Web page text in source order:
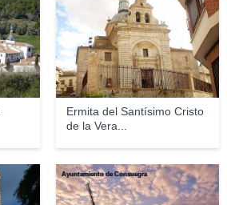
Ermita del Santísimo Cristo
de la Vera...
Ayuntamiento de Consuegra